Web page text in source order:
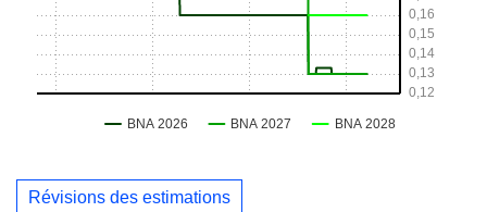
Révisions des estimations